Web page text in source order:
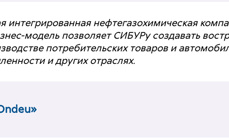
нефтегазохимическая
модель позволяет СИБУРу создавать
потребительских товаров и
и других отраслях.